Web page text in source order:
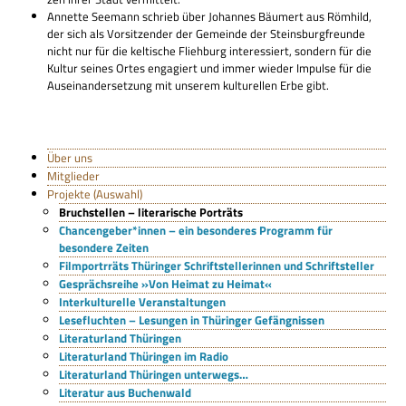
Annette See­mann schrieb über Johan­nes Bäu­mert aus Röm­hild,
der sich als Vor­sit­zen­der der Gemeinde der Steins­burg­freunde
nicht nur für die kel­ti­sche Flieh­burg inter­es­siert, son­dern für die
Kul­tur sei­nes Ortes enga­giert und immer wie­der Impulse für die
Aus­ein­an­der­set­zung mit unse­rem kul­tu­rel­len Erbe gibt.
Über uns
Mitglieder
Projekte (Auswahl)
Bruchstellen – literarische Porträts
Chancengeber*innen – ein besonderes Programm für
besondere Zeiten
Filmportrräts Thüringer Schriftstellerinnen und Schriftsteller
Gesprächsreihe »Von Heimat zu Heimat«
Interkulturelle Veranstaltungen
Lesefluchten – Lesungen in Thüringer Gefängnissen
Literaturland Thüringen
Literaturland Thüringen im Radio
Literaturland Thüringen unterwegs…
Literatur aus Buchenwald